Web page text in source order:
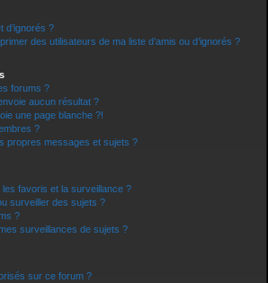
d’ignorés ?
des utilisateurs de ma liste d’amis ou d’ignorés ?
forums ?
aucun résultat ?
une page blanche ?!
?
propres messages et sujets ?
favoris et la surveillance ?
surveiller des sujets ?
?
surveillances de sujets ?
sur ce forum ?